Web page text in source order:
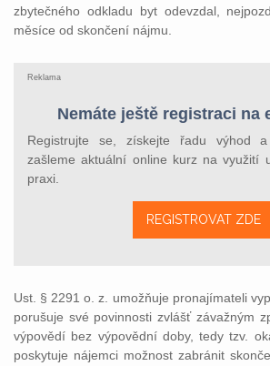
zbytečného odkladu byt odevzdal,
měsíce od skončení nájmu.
Reklama
Nemáte ještě registraci na
Registrujte se, získejte řadu výhod
zašleme aktuální online kurz na využití
praxi.
REGISTROVAT ZDE
Ust. § 2291 o. z. umožňuje pronajímateli
porušuje své povinnosti zvlášť závažným
výpovědí bez výpovědní doby, tedy tzv.
poskytuje nájemci možnost zabránit